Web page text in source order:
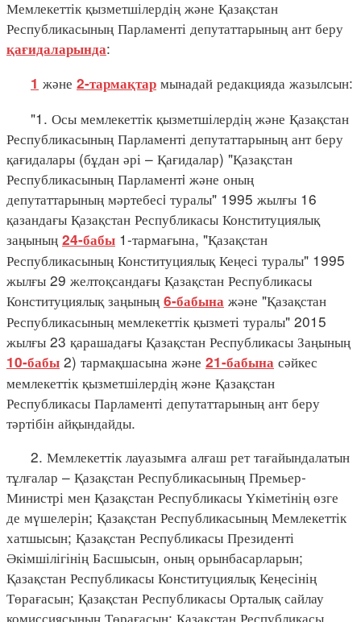
Мемлекеттік қызметшілердің және Қазақстан
Республикасының Парламенті депутаттарының ант беру
қағидаларында:
1 және 2-тармақтар мынадай редакцияда жазылсын:
"1. Осы мемлекеттік қызметшілердің және Қазақстан
Республикасының Парламенті депутаттарының ант беру
қағидалары (бұдан әрі – Қағидалар) "Қазақстан
Республикасының Парламентi және оның
депутаттарының мәртебесi туралы" 1995 жылғы 16
қазандағы Қазақстан Республикасы Конституциялық
заңының 24-бабы 1-тармағына, "Қазақстан
Республикасының Конституциялық Кеңесі туралы" 1995
жылғы 29 желтоқсандағы Қазақстан Республикасы
Конституциялық заңының 6-бабына және "Қазақстан
Республикасының мемлекеттік қызметі туралы" 2015
жылғы 23 қарашадағы Қазақстан Республикасы Заңының
10-бабы 2) тармақшасына және 21-бабына сәйкес
мемлекеттік қызметшілердің және Қазақстан
Республикасы Парламенті депутаттарының ант беру
тәртібін айқындайды.
2. Мемлекеттік лауазымға алғаш рет тағайындалатын
тұлғалар – Қазақстан Республикасының Премьер-
Министрі мен Қазақстан Республикасы Үкіметінің өзге
де мүшелерін; Қазақстан Республикасының Мемлекеттік
хатшысын; Қазақстан Республикасы Президенті
Әкімшілігінің Басшысын, оның орынбасарларын;
Қазақстан Республикасы Конституциялық Кеңесінің
Төрағасын; Қазақстан Республикасы Орталық сайлау
комиссиясының Төрағасын; Қазақстан Республикасы